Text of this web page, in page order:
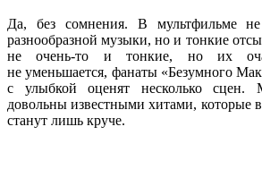
Да, без сомнения. В мультфильме
разнообразной музыки, но и тонкие
не очень-то и тонкие, но их
не уменьшается, фанаты «Безумного
с улыбкой оценят несколько сцен.
довольны известными хитами, которые
станут лишь круче.